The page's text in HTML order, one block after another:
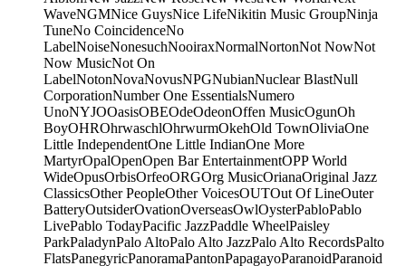
WaveNGMNice GuysNice LifeNikitin Music GroupNinja
TuneNo CoincidenceNo
LabelNoiseNonesuchNooiraxNormalNortonNot NowNot
Now MusicNot On
LabelNotonNovaNovusNPGNubianNuclear BlastNull
CorporationNumber One EssentialsNumero
UnoNYJOOasisOBEOdeOdeonOffen MusicOgunOh
BoyOHROhrwaschlOhrwurmOkehOld TownOliviaOne
Little IndependentOne Little IndianOne More
MartyrOpalOpenOpen Bar EntertainmentOPP World
WideOpusOrbisOrfeoORGOrg MusicOrianaOriginal Jazz
ClassicsOther PeopleOther VoicesOUTOut Of LineOuter
BatteryOutsiderOvationOverseasOwlOysterPabloPablo
LivePablo TodayPacific JazzPaddle WheelPaisley
ParkPaladynPalo AltoPalo Alto JazzPalo Alto RecordsPalto
FlatsPanegyricPanoramaPantonPapagayoParanoidParanoid